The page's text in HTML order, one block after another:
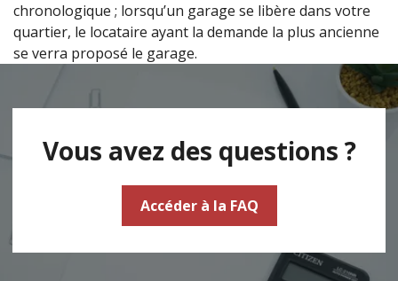
chronologique ; lorsqu’un garage se libère dans votre
quartier, le locataire ayant la demande la plus ancienne
se verra proposé le garage.
Vous avez des questions ?
Accéder à la FAQ